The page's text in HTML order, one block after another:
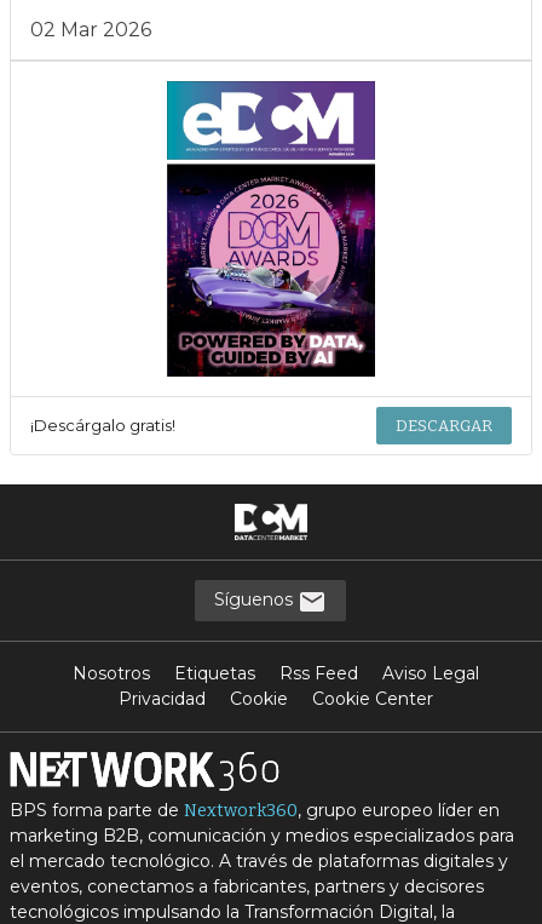
02 Mar 2026
¡Descárgalo gratis! DESCARGAR
Síguenos
Nosotros Etiquetas Rss Feed
Aviso Legal
Privacidad
Cookie Cookie Center
BPS forma parte de Nextwork360, grupo europeo líder en
marketing B2B, comunicación y medios especializados para
el mercado tecnológico. A través de plataformas digitales y
eventos, conectamos a fabricantes, partners y decisores
tecnológicos impulsando la Transformación Digital, la